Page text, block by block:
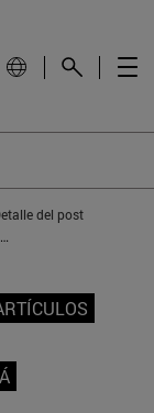
del post
China aumenta su presencia en el entorno del Canal de Panamá